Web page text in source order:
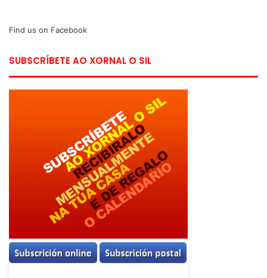
Find us on Facebook
SUBSCRÍBETE AO XORNAL O SIL